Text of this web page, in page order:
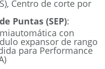
Puntas (SEP):
con
expansor de rango
para Performance